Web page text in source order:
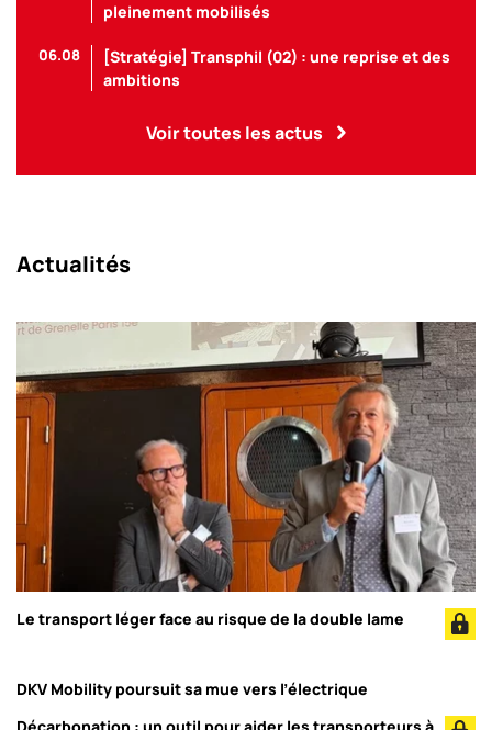
pleinement mobilisés
06.08
[Stratégie] Transphil (02) : une reprise et des
ambitions
Voir toutes les actus
Actualités
Le transport léger face au risque de la double lame
DKV Mobility poursuit sa mue vers l’électrique